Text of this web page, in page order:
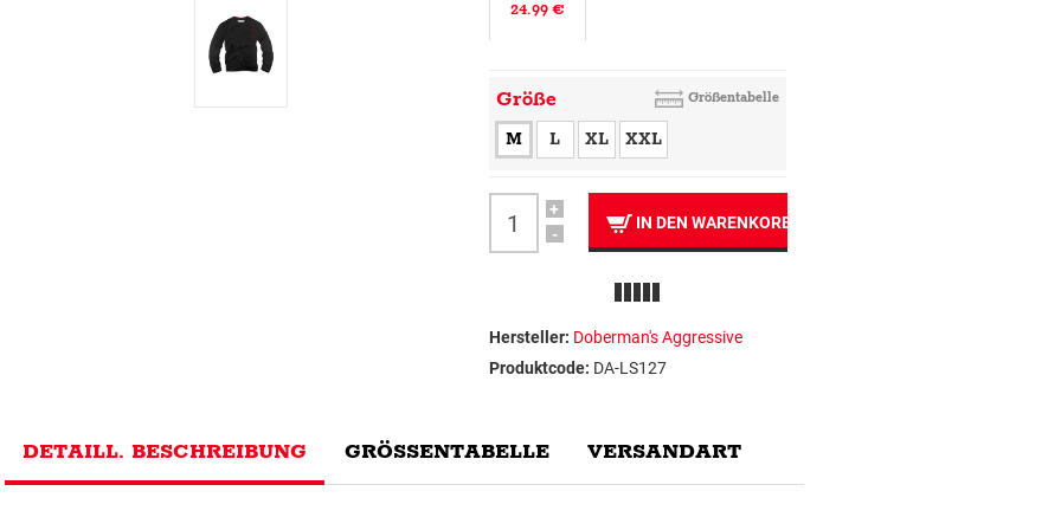
24.99 €
Größe Größentabelle
M L XL XXL
+
-
IN DEN WARENKORB
Hersteller: Doberman's Aggressive
Produktcode: DA-LS127
DETAILL. BESCHREIBUNG GRÖSSENTABELLE VERSANDART